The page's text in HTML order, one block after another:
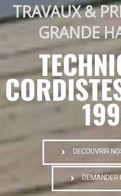
TRAVAUX &
GRANDE
DECOUVRIR
DEMANDER